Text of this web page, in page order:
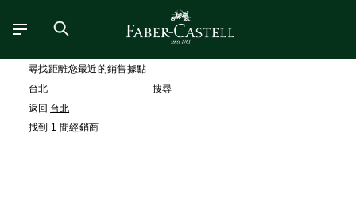
尋找距離您最近的銷售據點
搜尋
返回 台北
找到 1 間經銷商